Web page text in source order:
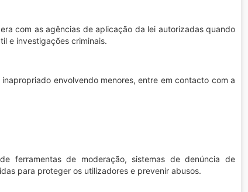
com as agências de aplicação da lei autorizadas quando
e investigações criminais.
envolvendo menores, entre em contacto com a
ferramentas de moderação, sistemas de denúncia de
para proteger os utilizadores e prevenir abusos.